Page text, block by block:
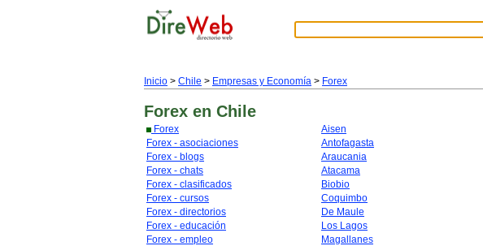
Inicio > Chile > Empresas y Economía > Forex
Forex en Chile
Forex
Forex - asociaciones
Forex - blogs
Forex - chats
Forex - clasificados
Forex - cursos
Forex - directorios
Forex - educación
Forex - empleo
Aisen
Antofagasta
Araucania
Atacama
Biobio
Coquimbo
De Maule
Los Lagos
Magallanes